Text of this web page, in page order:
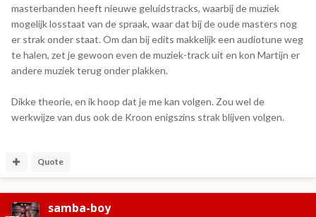
masterbanden heeft nieuwe geluidstracks, waarbij de muziek
mogelijk losstaat van de spraak, waar dat bij de oude masters nog
er strak onder staat. Om dan bij edits makkelijk een audiotune weg
te halen, zet je gewoon even de muziek-track uit en kon Martijn er
andere muziek terug onder plakken.
Dikke theorie, en ik hoop dat je me kan volgen. Zou wel de
werkwijze van dus ook de Kroon enigszins strak blijven volgen.
Quote
samba-boy